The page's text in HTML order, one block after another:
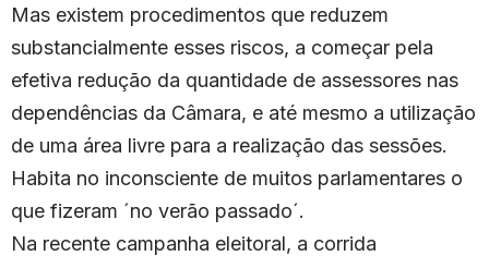
Mas existem procedimentos que reduzem
substancialmente esses riscos, a começar pela
efetiva redução da quantidade de assessores nas
dependências da Câmara, e até mesmo a utilização
de uma área livre para a realização das sessões.
Habita no inconsciente de muitos parlamentares o
que fizeram ´no verão passado´.
Na recente campanha eleitoral, a corrida